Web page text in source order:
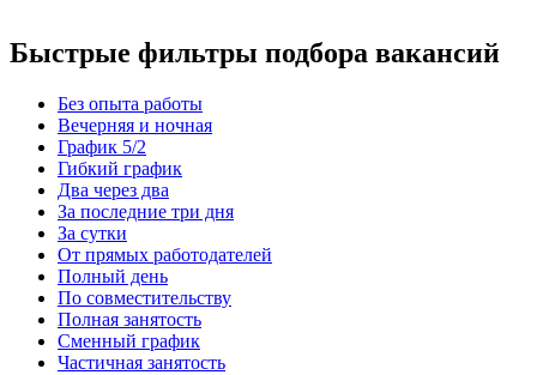
Быстрые фильтры подбора вакансий
Без опыта работы
Вечерняя и ночная
График 5/2
Гибкий график
Два через два
За последние три дня
За сутки
От прямых работодателей
Полный день
По совместительству
Полная занятость
Сменный график
Частичная занятость